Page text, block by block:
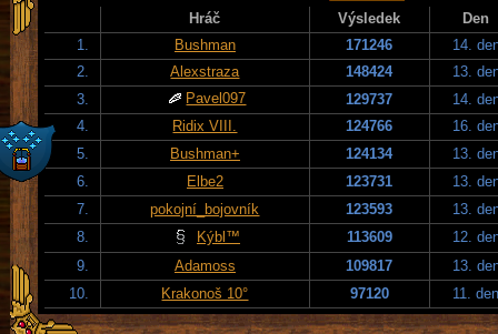
Hráč Výsledek
Den
1.
Bushman 171246
14.
2.
Alexstraza 148424
13.
3.
Pavel097 129737
14.
4.
Ridix VIII. 124766
16.
5.
Bushman+ 124134
13.
6.
Elbe2 123731
13.
7.
pokojní_bojovník 123593
13.
8.
Kýbl™ 113609
12.
9.
Adamoss 109817
13.
10.
Krakonoš 10° 97120 11.